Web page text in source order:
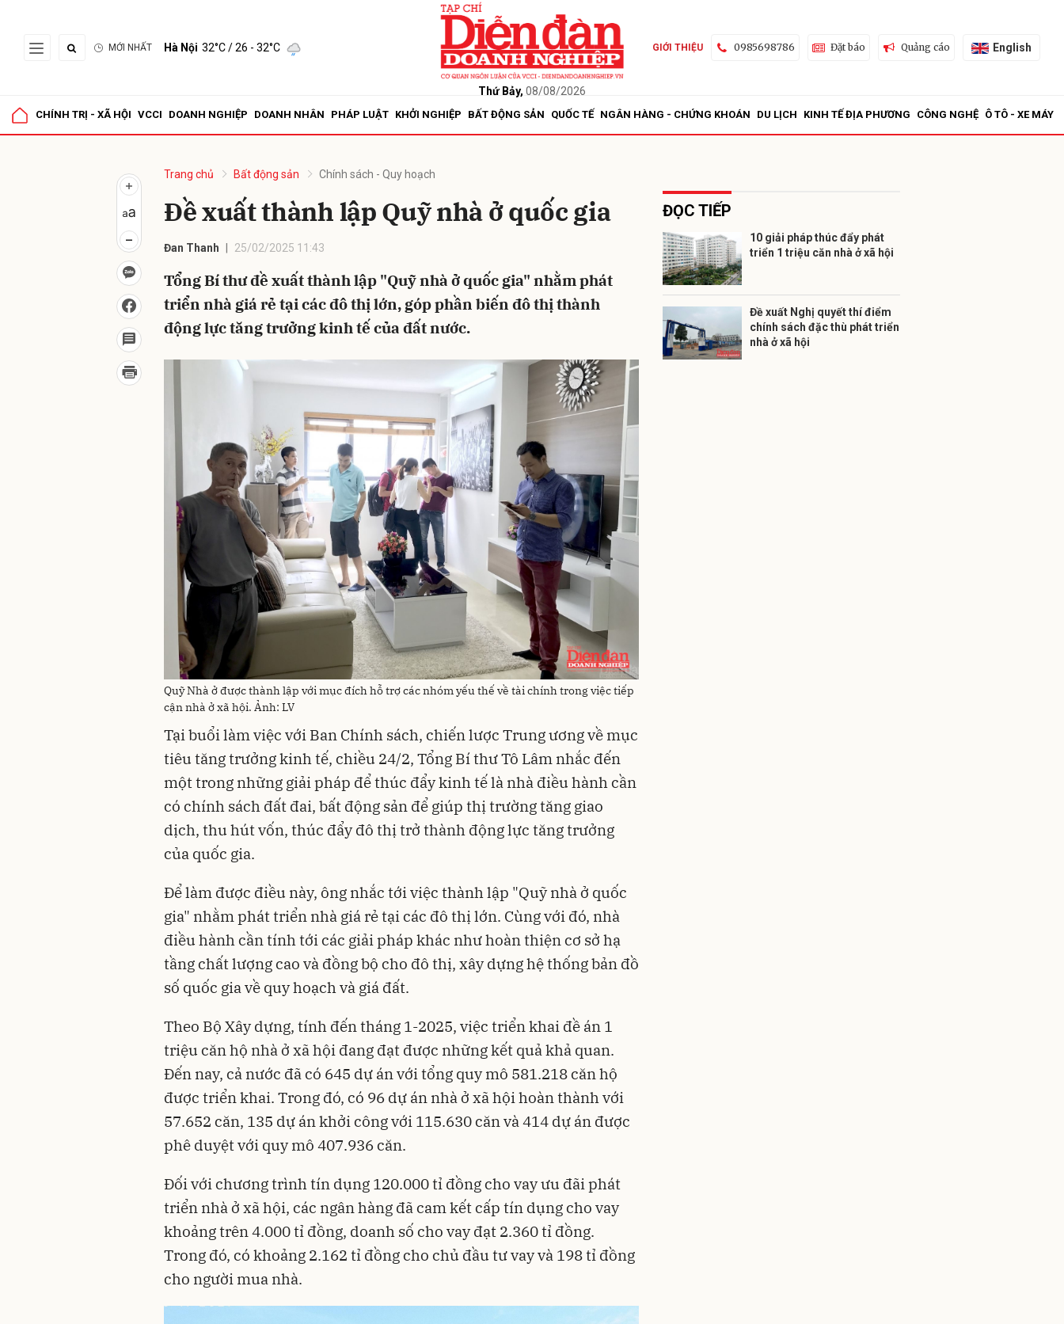
MỚI NHẤT Hà Nội 32°C/ 26 - 32°C
Thứ Bảy, 08/08/2026
GIỚI THIỆU 0985698786 Đặt báo Quảng cáo English
CHÍNH TRỊ - XÃ HỘI VCCI DOANH NGHIỆP DOANH NHÂN PHÁP LUẬT KHỞI NGHIỆP BẤT ĐỘNG SẢN QUỐC TẾ NGÂN HÀNG - CHỨNG KHOÁN DU LỊCH KINH TẾ ĐỊA PHƯƠNG CÔNG NGHỆ Ô TÔ - XE MÁY
Trang chủ Bất động sản Chính sách - Quy hoạch
Đề xuất thành lập Quỹ nhà ở quốc gia
Đan Thanh 25/02/2025 11:43
Tổng Bí thư đề xuất thành lập "Quỹ nhà ở quốc gia" nhằm phát
triển nhà giá rẻ tại các đô thị lớn, góp phần biến đô thị thành
động lực tăng trưởng kinh tế của đất nước.
Quỹ Nhà ở được thành lập với mục đích hỗ trợ các nhóm yếu thế về tài chính trong việc tiếp
cận nhà ở xã hội. Ảnh: LV
Tại buổi làm việc với Ban Chính sách, chiến lược Trung ương về mục
tiêu tăng trưởng kinh tế, chiều 24/2, Tổng Bí thư Tô Lâm nhắc đến
một trong những giải pháp để thúc đẩy kinh tế là nhà điều hành cần
có chính sách đất đai, bất động sản để giúp thị trường tăng giao
dịch, thu hút vốn, thúc đẩy đô thị trở thành động lực tăng trưởng
của quốc gia.
Để làm được điều này, ông nhắc tới việc thành lập "Quỹ nhà ở quốc
gia" nhằm phát triển nhà giá rẻ tại các đô thị lớn. Cùng với đó, nhà
điều hành cần tính tới các giải pháp khác như hoàn thiện cơ sở hạ
tầng chất lượng cao và đồng bộ cho đô thị, xây dựng hệ thống bản đồ
số quốc gia về quy hoạch và giá đất.
Theo Bộ Xây dựng, tính đến tháng 1-2025, việc triển khai đề án 1
triệu căn hộ nhà ở xã hội đang đạt được những kết quả khả quan.
Đến nay, cả nước đã có 645 dự án với tổng quy mô 581.218 căn hộ
được triển khai. Trong đó, có 96 dự án nhà ở xã hội hoàn thành với
57.652 căn, 135 dự án khởi công với 115.630 căn và 414 dự án được
phê duyệt với quy mô 407.936 căn.
Đối với chương trình tín dụng 120.000 tỉ đồng cho vay ưu đãi phát
triển nhà ở xã hội, các ngân hàng đã cam kết cấp tín dụng cho vay
khoảng trên 4.000 tỉ đồng, doanh số cho vay đạt 2.360 tỉ đồng.
Trong đó, có khoảng 2.162 tỉ đồng cho chủ đầu tư vay và 198 tỉ đồng
cho người mua nhà.
ĐỌC TIẾP
10 giải pháp thúc đẩy phát
triển 1 triệu căn nhà ở xã hội
Đề xuất Nghị quyết thí điểm
chính sách đặc thù phát triển
nhà ở xã hội
Gửi